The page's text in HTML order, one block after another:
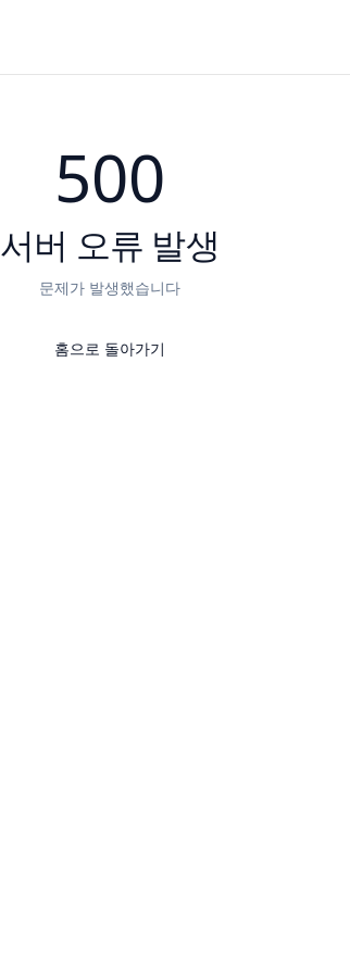
500
서버 오류 발생
문제가 발생했습니다
홈으로 돌아가기